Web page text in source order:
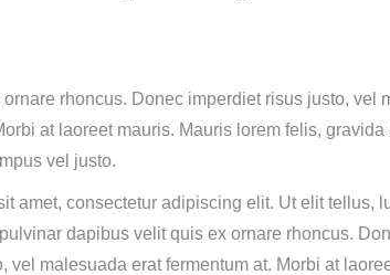
rhoncus. Donec imperdiet risus justo, vel
at laoreet mauris. Mauris lorem felis, gravida
vel justo.
amet, consectetur adipiscing elit. Ut elit tellus,
dapibus velit quis ex ornare rhoncus.
vel malesuada erat fermentum at. Morbi at